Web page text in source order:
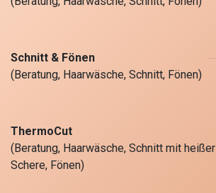
Schnitt & Fönen
(Beratung, Haarwäsche, Schnitt, Fönen)
ThermoCut
(Beratung, Haarwäsche, Schnitt mit heißer
Schere, Fönen)